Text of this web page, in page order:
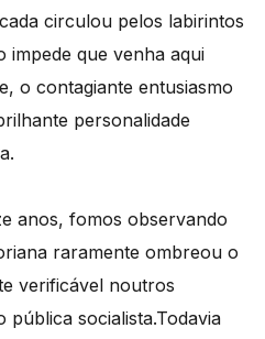
circulou pelos labirintos
impede que venha aqui
o contagiante entusiasmo
personalidade
anos, fomos observando
raramente ombreou o
verificável noutros
pública socialista.Todavia